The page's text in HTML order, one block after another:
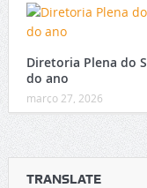
Diretoria Plena do
do ano
março 27, 2026
TRANSLATE